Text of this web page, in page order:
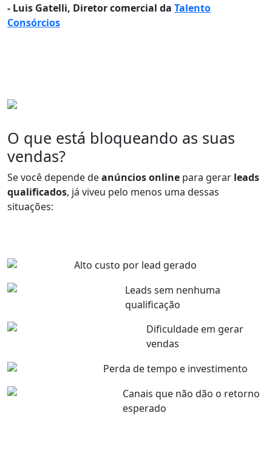
- Luis Gatelli, Diretor comercial da Talento
Consórcios
O que está bloqueando as suas
vendas?
Se você depende deanúncios online para gerar leads
qualificados, já viveu pelo menos uma dessas
situações:
Alto custo por lead gerado
Leads sem nenhuma
qualificação
Dificuldade em gerar
vendas
Perda de tempo e investimento
Canais que não dão o retorno
esperado